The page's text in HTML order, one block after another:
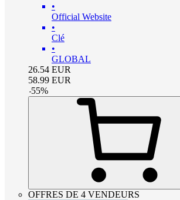
•
Official Website
•
Clé
•
GLOBAL
26.54 EUR
58.99 EUR
-55%
OFFRES DE 4 VENDEURS